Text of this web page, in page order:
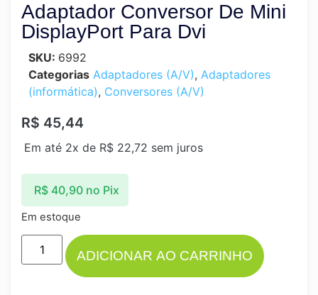
Adaptador Conversor De Mini
DisplayPort Para Dvi
SKU: 6992
Categorias Adaptadores (A/V), Adaptadores
(informática), Conversores (A/V)
R$ 45,44
Em até 2x de R$ 22,72 sem juros
R$40,90 no Pix
Em estoque
ADICIONAR AO CARRINHO